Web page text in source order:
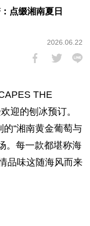
点缀湘南夏日
2026.06.22
THE
迎的刨冰预订。
的“湘南黄金葡萄与
。每一款都堪称海
品味这随海风而来